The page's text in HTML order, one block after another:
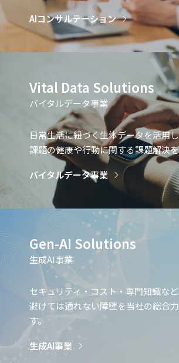
AIコンサルテーション
Vital Data Solutions
バイタルデータ事業
日常生活に紐づく生体データを活用
課題の健康や行動に関する課題解決
バイタルデータ事業
Gen-AI Solutions
生成AI事業
セキュリティ・コスト・専門知識な
避けては通れない障壁を当社の総合
す。
生成AI事業